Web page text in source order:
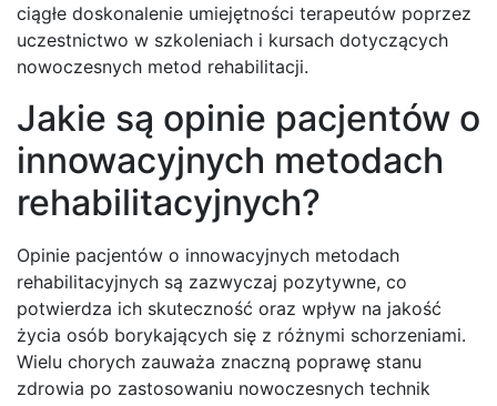
ciągłe doskonalenie umiejętności terapeutów poprzez
uczestnictwo w szkoleniach i kursach dotyczących
nowoczesnych metod rehabilitacji.
Jakie są opinie pacjentów o
innowacyjnych metodach
rehabilitacyjnych?
Opinie pacjentów o innowacyjnych metodach
rehabilitacyjnych są zazwyczaj pozytywne, co
potwierdza ich skuteczność oraz wpływ na jakość
życia osób borykających się z różnymi schorzeniami.
Wielu chorych zauważa znaczną poprawę stanu
zdrowia po zastosowaniu nowoczesnych technik